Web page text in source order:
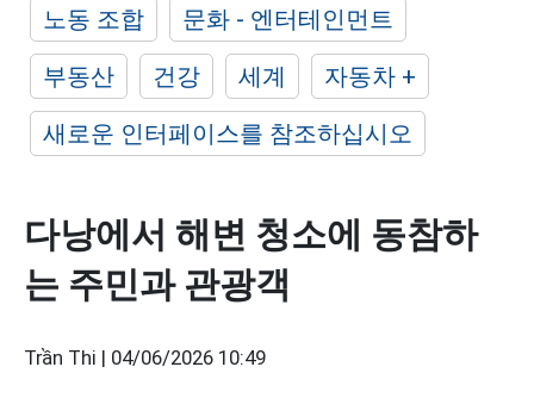
노동 조합
문화 - 엔터테인먼트
부동산
건강 세계
자동차 +
새로운 인터페이스를 참조하십시오
다낭에서 해변 청소에 동참하
는 주민과 관광객
Trần Thi | 04/06/2026 10:49